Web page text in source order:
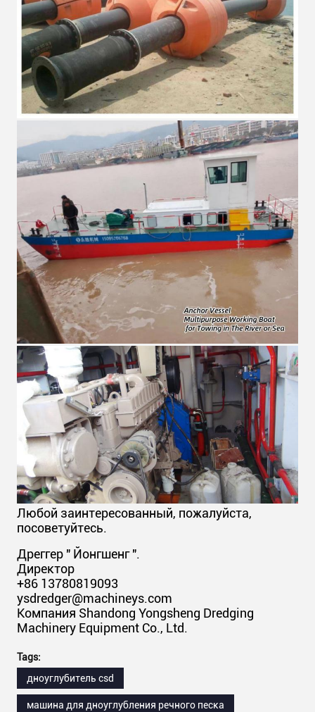
Любой заинтересованный, пожалуйста,
посоветуйтесь.
Дреггер " Йонгшенг ".
Директор
+86 13780819093
ysdredger@machineys.com
Компания Shandong Yongsheng Dredging
Machinery Equipment Co., Ltd.
Tags:
дноуглубитель csd
машина для дноуглубления речного песка